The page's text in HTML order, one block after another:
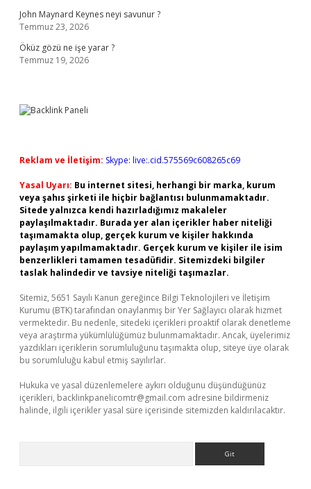
John Maynard Keynes neyi savunur ?
Temmuz 23, 2026
Öküz gözü ne işe yarar ?
Temmuz 19, 2026
Reklam ve İletişim: Skype: live:.cid.575569c608265c69
Yasal Uyarı: Bu internet sitesi, herhangi bir marka, kurum
veya şahıs şirketi ile hiçbir bağlantısı bulunmamaktadır.
Sitede yalnızca kendi hazırladığımız makaleler
paylaşılmaktadır. Burada yer alan içerikler haber niteliği
taşımamakta olup, gerçek kurum ve kişiler hakkında
paylaşım yapılmamaktadır. Gerçek kurum ve kişiler ile isim
benzerlikleri tamamen tesadüfidir. Sitemizdeki bilgiler
taslak halindedir ve tavsiye niteliği taşımazlar.
Sitemiz, 5651 Sayılı Kanun gereğince Bilgi Teknolojileri ve İletişim
Kurumu (BTK) tarafından onaylanmış bir Yer Sağlayıcı olarak hizmet
vermektedir. Bu nedenle, sitedeki içerikleri proaktif olarak denetleme
veya araştırma yükümlülüğümüz bulunmamaktadır. Ancak, üyelerimiz
yazdıkları içeriklerin sorumluluğunu taşımakta olup, siteye üye olarak
bu sorumluluğu kabul etmiş sayılırlar.
Hukuka ve yasal düzenlemelere aykırı olduğunu düşündüğünüz
içerikleri, backlinkpanelicomtr@gmail.com adresine bildirmeniz
halinde, ilgili içerikler yasal süre içerisinde sitemizden kaldırılacaktır.